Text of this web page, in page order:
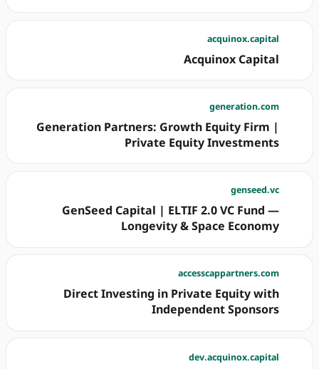
acquinox.capital
Acquinox Capital
generation.com
Generation Partners: Growth Equity Firm |
Private Equity Investments
genseed.vc
GenSeed Capital | ELTIF 2.0 VC Fund —
Longevity & Space Economy
accesscappartners.com
Direct Investing in Private Equity with
Independent Sponsors
dev.acquinox.capital